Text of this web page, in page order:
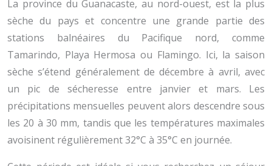
La province du Guanacaste, au nord-ouest, est la plus
sèche du pays et concentre une grande partie des
stations balnéaires du Pacifique nord, comme
Tamarindo, Playa Hermosa ou Flamingo. Ici, la saison
sèche s’étend généralement de décembre à avril, avec
un pic de sécheresse entre janvier et mars. Les
précipitations mensuelles peuvent alors descendre sous
les 20 à 30 mm, tandis que les températures maximales
avoisinent régulièrement 32°C à 35°C en journée.